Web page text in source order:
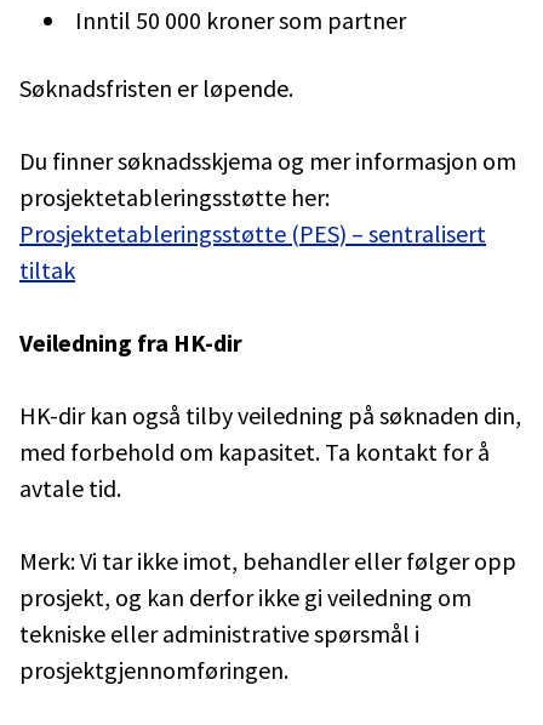
Inntil 50 000 kroner som partner
Søknadsfristen er løpende.
Du finner søknadsskjema og mer informasjon om
prosjektetableringsstøtte her:
Prosjektetableringsstøtte (PES) – sentralisert
tiltak
Veiledning fra HK-dir
HK-dir kan også tilby veiledning på søknaden din,
med forbehold om kapasitet. Ta kontakt for å
avtale tid.
Merk: Vi tar ikke imot, behandler eller følger opp
prosjekt, og kan derfor ikke gi veiledning om
tekniske eller administrative spørsmål i
prosjektgjennomføringen.